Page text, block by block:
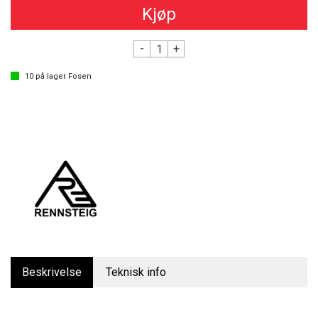
Kjøp
- +
10 på lager Fosen
Beskrivelse Teknisk info